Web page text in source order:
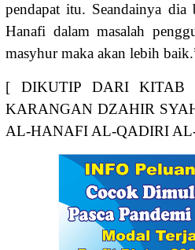
pendapat itu. Seandainya dia
Hanafi dalam masalah
masyhur maka akan lebih
[ DIKUTIP DARI
KARANGAN DZAHIR
AL-HANAFI AL-QADIRI